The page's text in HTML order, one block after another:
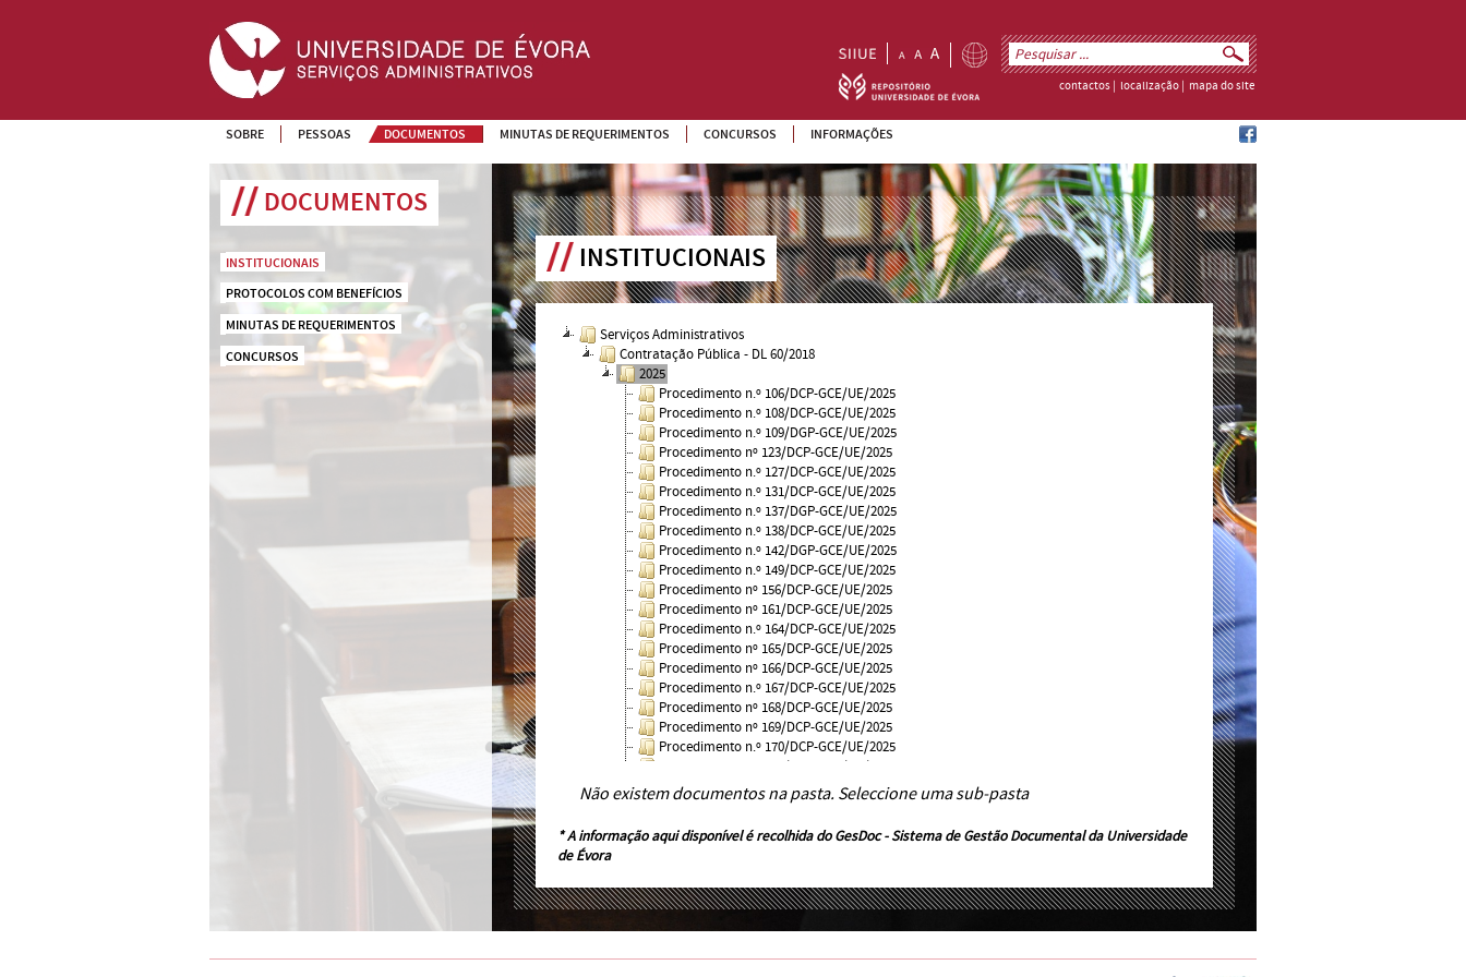
contactos localização mapa do site
SOBRE PESSOAS DOCUMENTOS MINUTAS DE REQUERIMENTOS CONCURSOS INFORMAÇÕES
DOCUMENTOS
INSTITUCIONAIS
PROTOCOLOS COM BENEFÍCIOS
MINUTAS DE REQUERIMENTOS
CONCURSOS
INSTITUCIONAIS
Serviços Administrativos
Contratação Pública - DL 60/2018
2025
Procedimento n.º 106/DCP-GCE/UE/2025
Procedimento n.º 108/DCP-GCE/UE/2025
Procedimento n.º 109/DGP-GCE/UE/2025
Procedimento nº 123/DCP-GCE/UE/2025
Procedimento n.º 127/DCP-GCE/UE/2025
Procedimento n.º 131/DCP-GCE/UE/2025
Procedimento n.º 137/DGP-GCE/UE/2025
Procedimento n.º 138/DCP-GCE/UE/2025
Procedimento n.º 142/DGP-GCE/UE/2025
Procedimento n.º 149/DCP-GCE/UE/2025
Procedimento nº 156/DCP-GCE/UE/2025
Procedimento nº 161/DCP-GCE/UE/2025
Procedimento n.º 164/DCP-GCE/UE/2025
Procedimento nº 165/DCP-GCE/UE/2025
Procedimento nº 166/DCP-GCE/UE/2025
Procedimento n.º 167/DCP-GCE/UE/2025
Procedimento nº 168/DCP-GCE/UE/2025
Procedimento nº 169/DCP-GCE/UE/2025
Procedimento n.º 170/DCP-GCE/UE/2025
Procedimento n.º 171/DCP-GCE/UE/2025
Procedimento n.º 172/DCP-GCE/UE/2025
Procedimento n.º 173/DGP-GCE/UE/2025
Procedimento nº 174/DCP-GCE/UE/2025
Procedimento n.º 177/DCP-GCE/UE/2025
Procedimento n.º 180/DGP-GCE/UE/2025
Procedimento n.º 27/DCP-GCE/UE/2025
Não existem documentos na pasta. Seleccione uma sub-pasta
* A informação aqui disponível é recolhida doGesDoc - Sistema de Gestão Documental da Universidade
de Évora